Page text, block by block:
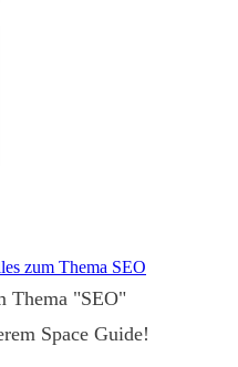
Thema "SEO"
Space Guide!